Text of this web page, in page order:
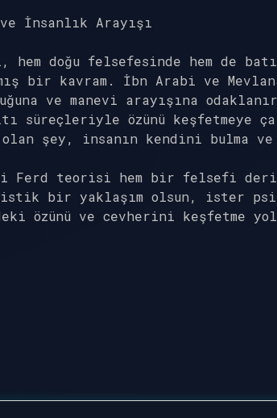
İnsanlık Arayışı
hem doğu felsefesinde hem de
bir kavram. İbn Arabi ve
ve manevi arayışına
süreçleriyle özünü keşfetmeye
şey, insanın kendini bulma ve
Ferd teorisi hem bir felsefi
bir yaklaşım olsun, ister
özünü ve cevherini keşfetme